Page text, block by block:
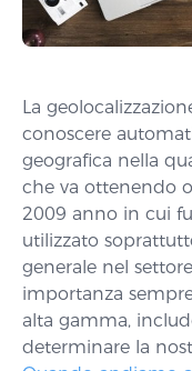
La
conoscere
geografica nella
che va ottenendo
2009 anno in cui
utilizzato
generale nel
importanza
alta gamma,
determinare la